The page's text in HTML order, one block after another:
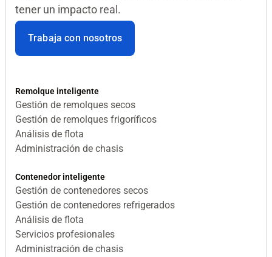
tener un impacto real.
Trabaja con nosotros
Remolque inteligente
Gestión de remolques secos
Gestión de remolques frigoríficos
Análisis de flota
Administración de chasis
Contenedor inteligente
Gestión de contenedores secos
Gestión de contenedores refrigerados
Análisis de flota
Servicios profesionales
Administración de chasis